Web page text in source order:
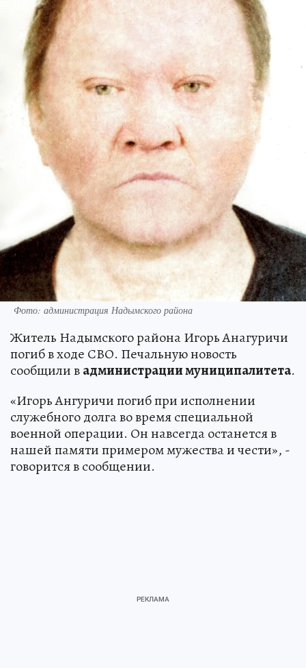
Фото: администрация Надымского района
Житель Надымского района Игорь Анагуричи
погиб в ходе СВО. Печальную новость
сообщили вадминистрации муниципалитета.
«Игорь Ангуричи погиб при исполнении
служебного долга во время специальной
военной операции. Он навсегда останется в
нашей памяти примером мужества и чести», -
говорится в сообщении.